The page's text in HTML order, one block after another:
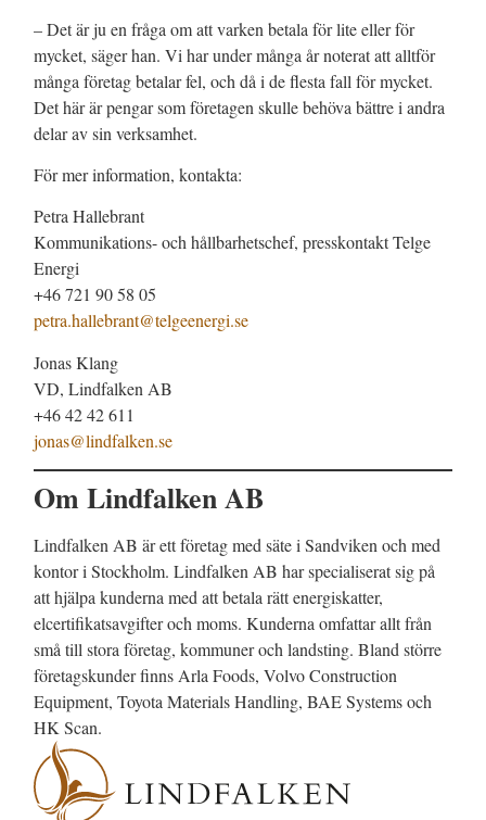
– Det är ju en fråga om att varken betala för lite eller för
mycket, säger han. Vi har under många år noterat att alltför
många företag betalar fel, och då i de flesta fall för mycket.
Det här är pengar som företagen skulle behöva bättre i andra
delar av sin verksamhet.
För mer information, kontakta:
Petra Hallebrant
Kommunikations- och hållbarhetschef, presskontakt Telge
Energi
+46 721 90 58 05
petra.hallebrant@telgeenergi.se
Jonas Klang
VD, Lindfalken AB
+46 42 42 611
jonas@lindfalken.se
Om Lindfalken AB
Lindfalken AB är ett företag med säte i Sandviken och med
kontor i Stockholm. Lindfalken AB har specialiserat sig på
att hjälpa kunderna med att betala rätt energiskatter,
elcertifikatsavgifter och moms. Kunderna omfattar allt från
små till stora företag, kommuner och landsting. Bland större
företagskunder finns Arla Foods, Volvo Construction
Equipment, Toyota Materials Handling, BAE Systems och
HK Scan.